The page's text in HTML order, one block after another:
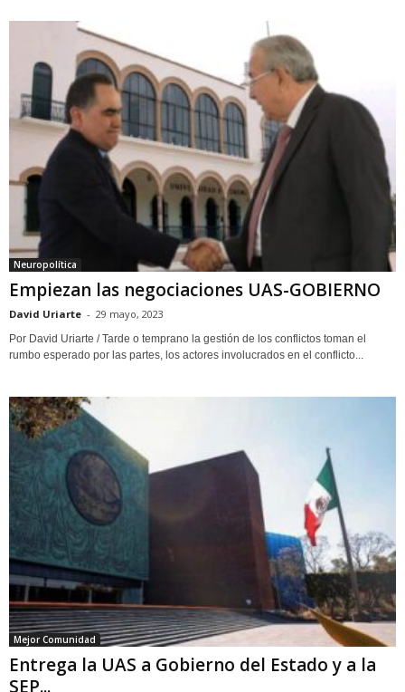
Neuropolítica
Empiezan las negociaciones UAS-GOBIERNO
David Uriarte - 29 mayo, 2023
Por David Uriarte / Tarde o temprano la gestión de los conflictos toman el
rumbo esperado por las partes, los actores involucrados en el conflicto...
Mejor Comunidad
Entrega la UAS a Gobierno del Estado y a la
SEP...